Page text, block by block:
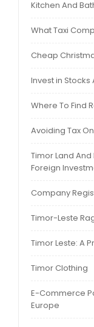
Kitchen And
What Taxi
Cheap
Invest in Stocks
Where To Find
Avoiding Tax
Timor Land
Foreign
Company
Timor-Leste
Timor Leste: A
Timor Clothing
E-Commerce
Europe